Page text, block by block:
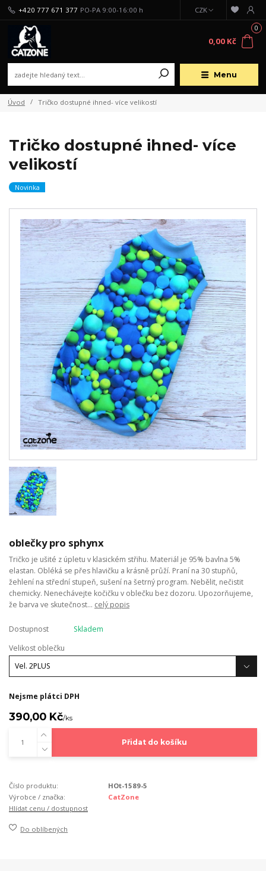
Menu
CZK
+420 777 671 377 PO-PA 9:00-16:00 h
0
0,00 Kč
Úvod Tričko dostupné ihned- více velikostí
Tričko dostupné ihned- více
velikostí
Novinka
oblečky pro sphynx
Tričko je ušité z úpletu v klasickém střihu. Materiál je 95% bavlna 5%
elastan. Obléká se přes hlavičku a krásně průží. Praní na 30 stupňů,
žehlení na střední stupeň, sušení na šetrný program. Nebělit, nečistit
chemicky. Nenechávejte kočičku v oblečku bez dozoru. Upozorňujeme,
že barva ve skutečnost... celý popis
Dostupnost
Skladem
Velikost oblečku
Nejsme plátci DPH
390,00 Kč/ks
Přidat do košíku
Číslo produktu:
HOt-1589-5
Výrobce / značka:
CatZone
Hlídat cenu / dostupnost
Do oblíbených